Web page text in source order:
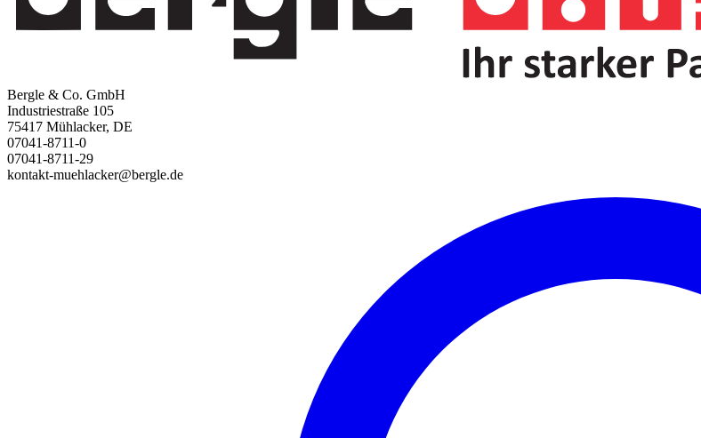
Bergle & Co. GmbH
Industriestraße 105
75417 Mühlacker, DE
07041-8711-0
07041-8711-29
kontakt-muehlacker@bergle.de